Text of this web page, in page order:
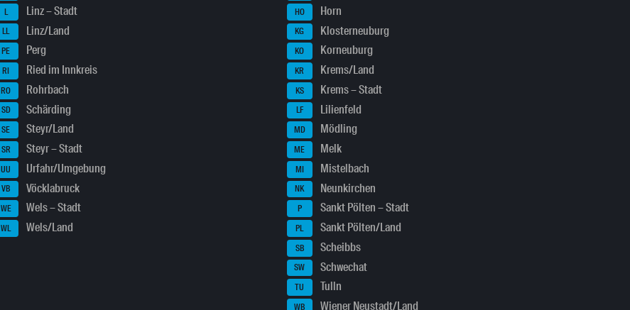
L Linz – Stadt
LL Linz/Land
PE Perg
RI Ried im Innkreis
RO Rohrbach
SD Schärding
SE Steyr/Land
SR Steyr – Stadt
UU Urfahr/Umgebung
VB Vöcklabruck
WE Wels – Stadt
WL Wels/Land
HO Horn
KG Klosterneuburg
KO Korneuburg
KR Krems/Land
KS Krems – Stadt
LF Lilienfeld
MD Mödling
ME Melk
MI Mistelbach
NK Neunkirchen
P Sankt Pölten – Stadt
PL Sankt Pölten/Land
SB Scheibbs
SW Schwechat
TU Tulln
WB Wiener Neustadt/Land